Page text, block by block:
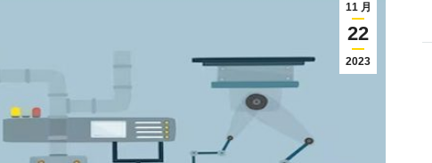
11 月
22
2023